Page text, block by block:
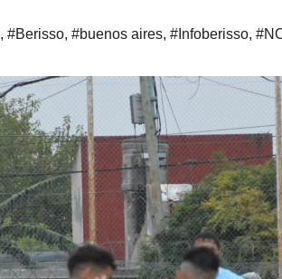
, #Berisso, #buenos aires, #Infoberisso,